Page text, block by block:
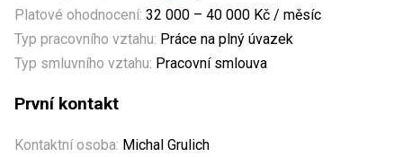
Platové ohodnocení: 32 000 – 40 000 Kč / měsíc
Typ pracovního vztahu: Práce na plný úvazek
Typ smluvního vztahu: Pracovní smlouva
První kontakt
Kontaktní osoba: Michal Grulich